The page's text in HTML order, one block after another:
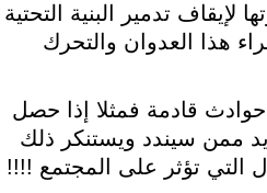
تدمير البنية التحتية
هذا العدوان والتحرك
حوادث قادمة فمثلا إذا حصل
ممن سيندد ويستنكر ذلك
التي تؤثر على المجتمع !!!!